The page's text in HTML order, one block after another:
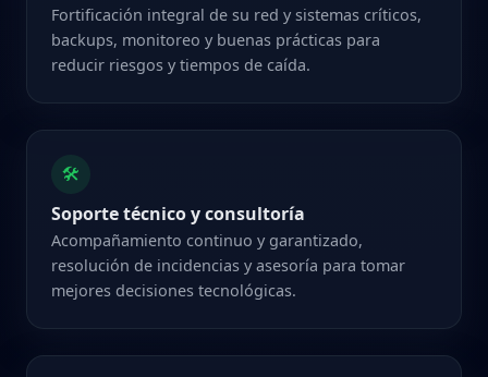
Fortificación integral de su red y sistemas críticos,
backups, monitoreo y buenas prácticas para
reducir riesgos y tiempos de caída.
🛠️
Soporte técnico y consultoría
Acompañamiento continuo y garantizado,
resolución de incidencias y asesoría para tomar
mejores decisiones tecnológicas.